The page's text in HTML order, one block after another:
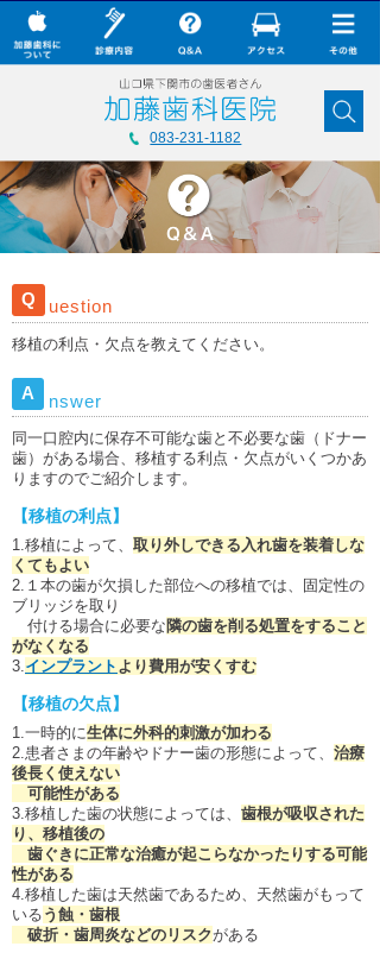
Q uestion
移植の利点・欠点を教えてください。
A nswer
同一口腔内に保存不可能な歯と不必要な歯（ドナー
歯）がある場合、移植する利点・欠点がいくつかあ
りますのでご紹介します。
【移植の利点】
1.移植によって、 取り外しできる入れ歯を装着しな
くてもよい
2.１本の歯が欠損した部位への移植では、固定性の
ブリッジを取り
付ける場合に必要な 隣の歯を削る処置をすること
がなくなる
3.インプラント より費用が安くすむ
【移植の欠点】
1.一時的に生体に外科的刺激が加わる
2.患者さまの年齢やドナー歯の形態によって、 治療
後長く使えない
可能性がある
3.移植した歯の状態によっては、 歯根が吸収された
り、移植後の
歯ぐきに正常な治癒が起こらなかったりする可能
性がある
4.移植した歯は天然歯であるため、天然歯がもって
いる う蝕・歯根
破折・歯周炎などの リスクがある
× CLOSE
加藤歯科について
診療内容
Q&A
コラム
ダウンロード
無料メール相談
スタッフ募集
下関観光ガイド
年賀状・暑中お見舞い